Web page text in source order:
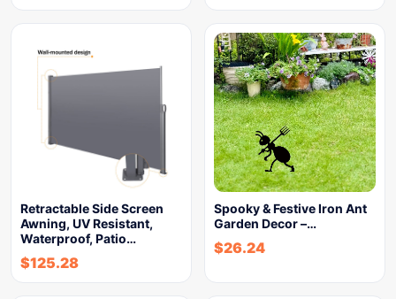
Retractable Side Screen
Awning, UV Resistant,
Waterproof, Patio…
$125.28
Spooky & Festive Iron Ant
Garden Decor –…
$26.24